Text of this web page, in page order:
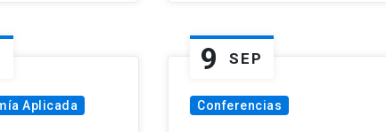
Aplicada
9 SEP
Conferencias